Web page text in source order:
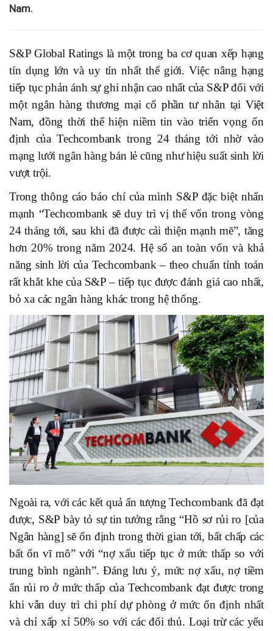
Nam.
S&P Global Ratings là một trong ba cơ quan xếp hạng
tín dụng lớn và uy tín nhất thế giới. Việc nâng hạng
tiếp tục phản ánh sự ghi nhận cao nhất của S&P đối với
một ngân hàng thương mại cổ phần tư nhân tại Việt
Nam, đồng thời thể hiện niềm tin vào triển vọng ổn
định của Techcombank trong 24 tháng tới nhờ vào
mạng lưới ngân hàng bán lẻ cũng như hiệu suất sinh lời
vượt trội.
Trong thông cáo báo chí của mình S&P đặc biệt nhấn
mạnh “Techcombank sẽ duy trì vị thế vốn trong vòng
24 tháng tới, sau khi đã được cải thiện mạnh mẽ”, tăng
hơn 20% trong năm 2024. Hệ số an toàn vốn và khả
năng sinh lời của Techcombank – theo chuẩn tính toán
rất khắt khe của S&P – tiếp tục được đánh giá cao nhất,
bỏ xa các ngân hàng khác trong hệ thống.
Ngoài ra, với các kết quả ấn tượng Techcombank đã đạt
được, S&P bày tỏ sự tin tưởng rằng “Hồ sơ rủi ro [của
Ngân hàng] sẽ ổn định trong thời gian tới, bất chấp các
bất ổn vĩ mô” với “nợ xấu tiếp tục ở mức thấp so với
trung bình ngành”. Đáng lưu ý, mức nợ xấu, nợ tiềm
ẩn rủi ro ở mức thấp của Techcombank đạt được trong
khi vẫn duy trì chi phí dự phòng ở mức ổn định nhất
và chỉ xấp xỉ 50% so với các đối thủ. Loại trừ các yếu